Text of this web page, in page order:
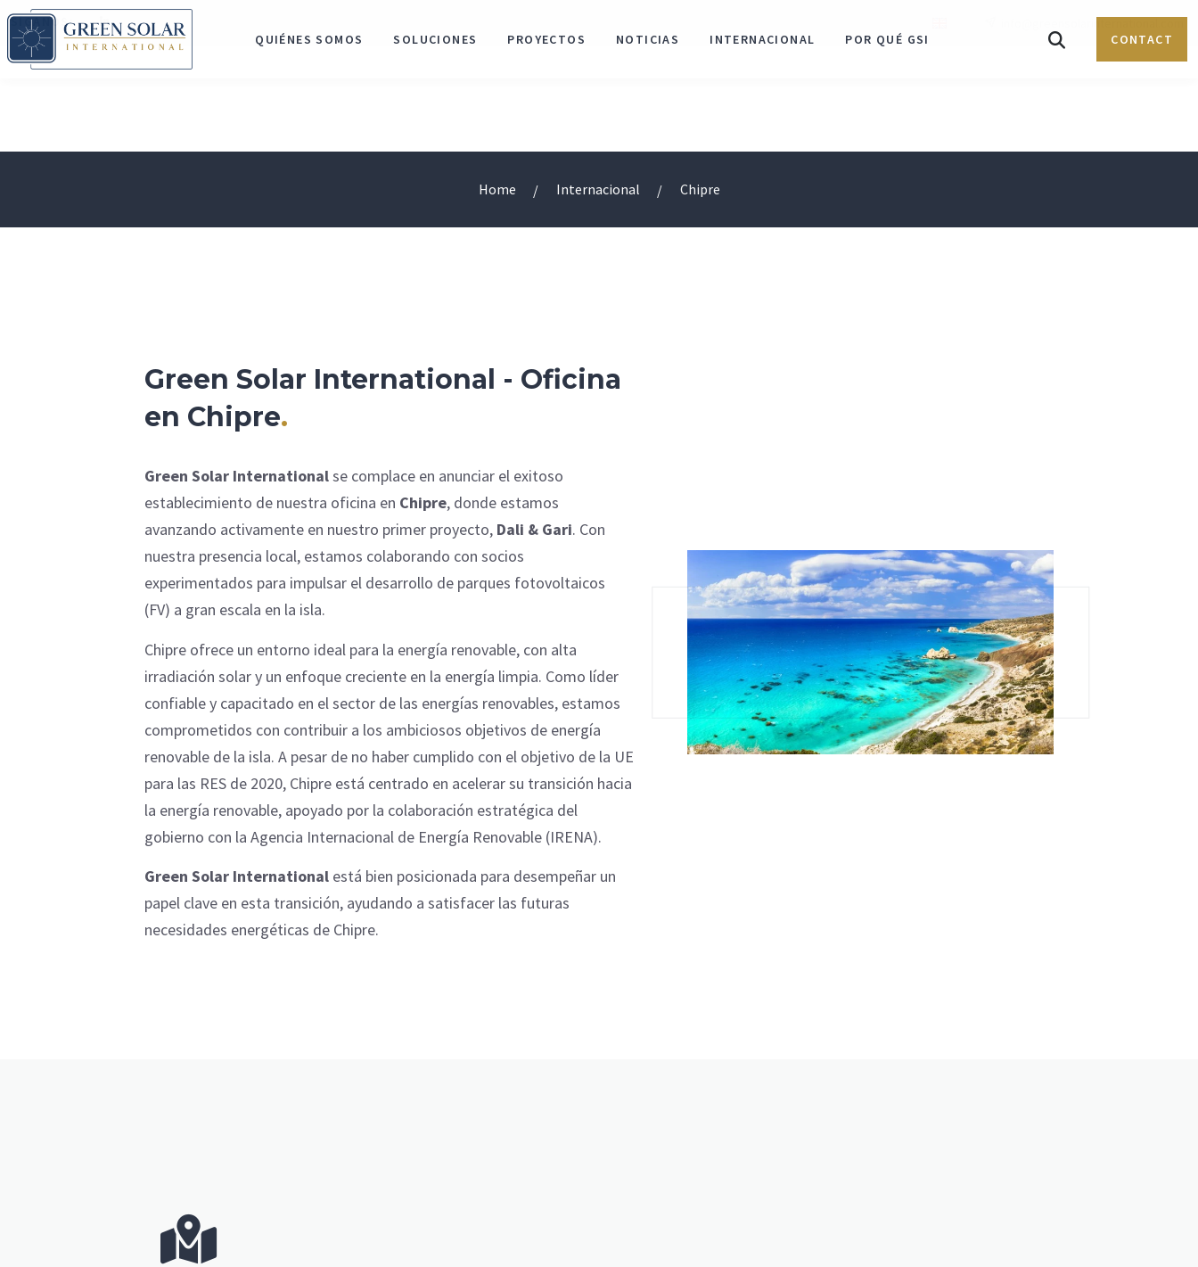
SÍGANOS:
QUIÉNES SOMOS
SOLUCIONES PROYECTOS NOTICIAS INTERNACIONAL POR QUÉ GSI CONTACT
Home Internacional Chipre
Green Solar International - Oficina
en Chipre.
Green Solar Internationalse complace en anunciar el exitoso
establecimiento de nuestra oficina en Chipre, donde estamos
avanzando activamente en nuestro primer proyecto, Dali & Gari. Con
nuestra presencia local, estamos colaborando con socios
experimentados para impulsar el desarrollo de parques fotovoltaicos
(FV) a gran escala en la isla.
Chipre ofrece un entorno ideal para la energía renovable, con alta
irradiación solar y un enfoque creciente en la energía limpia. Como líder
confiable y capacitado en el sector de las energías renovables, estamos
comprometidos con contribuir a los ambiciosos objetivos de energía
renovable de la isla. A pesar de no haber cumplido con el objetivo de la UE
para las RES de 2020, Chipre está centrado en acelerar su transición hacia
la energía renovable, apoyado por la colaboración estratégica del
gobierno con la Agencia Internacional de Energía Renovable (IRENA).
Green Solar Internationalestá bien posicionada para desempeñar un
papel clave en esta transición, ayudando a satisfacer las futuras
necesidades energéticas de Chipre.